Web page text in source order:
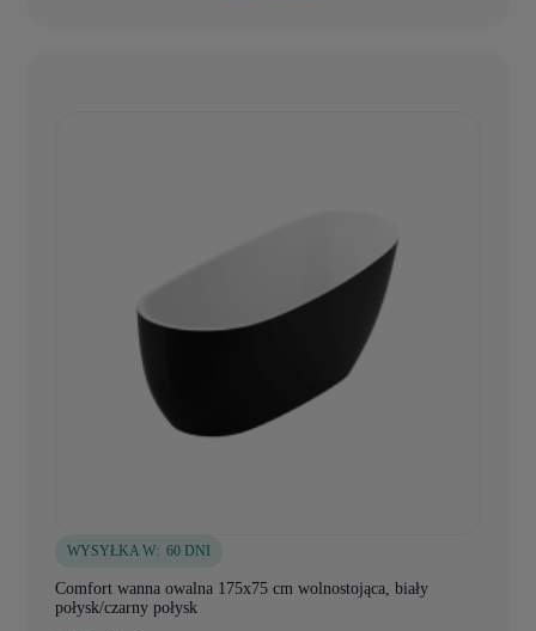
WYSYŁKA W: 60 DNI
Comfort wanna owalna 175x75 cm wolnostojąca, biały
połysk/czarny połysk